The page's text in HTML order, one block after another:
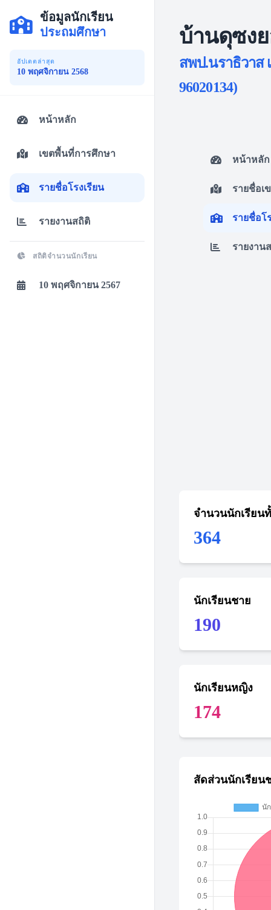
บ้านดุซง
สพป.นราธิวาส
96020134)
หน้าหลัก
รายชื่อเ
รายชื่อโ
รายงาน
จำนวนนักเรียน
364
นักเรียนชาย
190
นักเรียนหญิง
174
สัดส่วนนักเรียน
ข้อมูลนักเรียน
ประถมศึกษา
อัปเดตล่าสุด
10 พฤศจิกายน 2568
หน้าหลัก
เขตพื้นที่การศึกษา
รายชื่อโรงเรียน
รายงานสถิติ
สถิติจำนวนนักเรียน
10 พฤศจิกายน 2567